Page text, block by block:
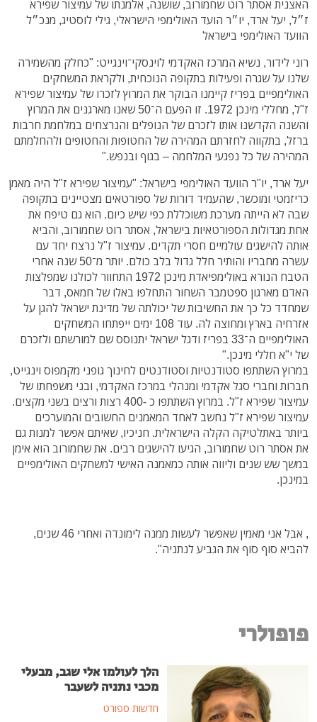
האצנית אסתר רוט שחמורוב, שושנה, אלמנתו של עמיצור שפירא
ז״ל, יעל ארד, יו״ר הועד האולימפי הישראלי, גילי לוסטיג, מנכ״ל
הוועד האולימפי בישראל
רוני לידור, נשיא המרכז האקדמי לוינסקי־וינגייט: "כחלק מהשמירה
שלנו על שגרה ופעילות בתקופה הנוכחית, ולקראת המשחקים
האולימפיים בפריז קיימנו הבוקר את המרוץ לזכרו של עמיצור שפירא
ז"ל, מחללי מינכן 1972. זו הפעם ה־50 שאנו מארגנים את המרוץ
והשנה הקדשנו אותו לזכרם של הנופלים והנרצחים במלחמת חרבות
ברזל, בתקווה לחזרתם המהירה של החטופות והחטופים ולהחלמתם
המהירה של כל נפגעי המלחמה – בגוף ובנפש."
יעל ארד, יו"ר הוועד האולימפי בישראל: "עמיצור שפירא ז"ל היה מאמן
כריזמטי ומוכשר, שהעמיד דורות של ספורטאים מצטיינים בתקופה
שבה לא הייתה מערכת משוכללת כפי שיש כיום. הוא גם טיפח את
אחת מגדולות הספורטאיות בישראל, אסתר רוט שחמורוב, והביא
אותה להישגים עולמיים חסרי תקדים. עמיצור ז"ל נרצח יחד עם
עשרה מחבריו והותיר חלל גדול בלב כולם. יותר מ־50 שנה אחרי
הטבח הנורא באולימפיאדת מינכן 1972 התחוור לכולנו שמפלצות
האדם מארגון ספטמבר השחור התחלפו באלו של חמאס, דבר
שמחדד כל כך את החשיבות של יכולתה של מדינת ישראל להגן על
אזרחיה בארץ ומחוצה לה. עוד 108 ימים ייפתחו המשחקים
האולימפיים ה־33 בפריז ודגל ישראל יתנוסס שם למורשתם ולזכרם
של י"א חללי מינכן."
במרוץ השתתפו סטודנטיות וסטודנטים לחינוך גופני מקמפוס וינגייט,
חברות וחברי סגל אקדמי ומנהלי במרכז האקדמי, ובני משפחתו של
עמיצור שפירא ז"ל. במרוץ השתתפו כ -400 רצות ורצים בשני מקצים.
עמיצור שפירא ז"ל נחשב לאחד המאמנים החשובים והמוערכים
ביותר באתלטיקה הקלה הישראלית. חניכיו, שאיתם אפשר למנות גם
את אסתר רוט שחמורוב, הגיעו להישגים רבים. את שחמורוב הוא אימן
במשך שש שנים וליווה אותה כמאמנה האישי למשחקים האולימפיים
במינכן.
, אבל אני מאמין שאפשר לעשות ממנה לימונדה ואחרי 46 שנים,
להביא סוף סוף את הגביע לנתניה".
פופולרי
הלך לעולמו אלי שגב, מבעלי
מכבי נתניה לשעבר
חדשות ספורט